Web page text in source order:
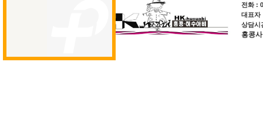
전화 :
대표자
상담시
홍콩